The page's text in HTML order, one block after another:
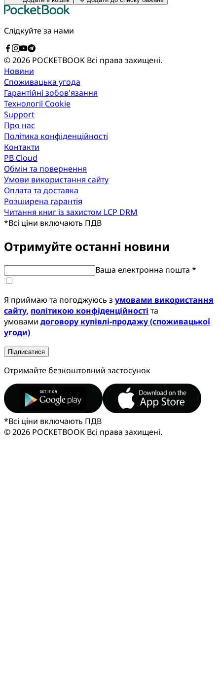
Слідкуйте за нами
© 2026 POCKETBOOK Всі права захищені.
Новини
Споживацька угода
Гарантійні зобов'язання
Технології Cookie
Support
Про нас
Політика конфіденційності
Контакти
PB Cloud
Обмін та повернення
Умови використання сайту
Оплата та доставка
Розширена гарантія
Читання книг із захистом LCP DRM
*Всі ціни включають ПДВ
Отримуйте останні новини
Ваша електронна пошта *
Я приймаю та погоджуюсь з умовами використання
сайту, політикою конфіденційності та
умовами договору купівлі-продажу (споживацької
угоди)
Підписатися
Отримайте безкоштовний застосунок
*Всі ціни включають ПДВ
© 2026 POCKETBOOK Всі права захищені.